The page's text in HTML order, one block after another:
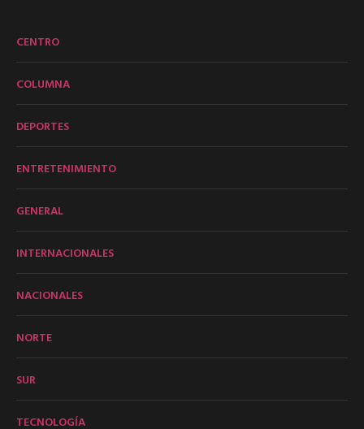
CENTRO
COLUMNA
DEPORTES
ENTRETENIMIENTO
GENERAL
INTERNACIONALES
NACIONALES
NORTE
SUR
TECNOLOGÍA